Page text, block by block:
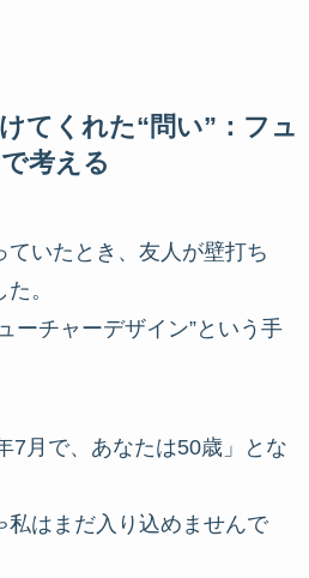
てくれた“問い”：フュ
考える
ていたとき、友人が壁打ち
。
ーチャーデザイン”という手
7月で、あなたは50歳」とな
はまだ入り込めませんで